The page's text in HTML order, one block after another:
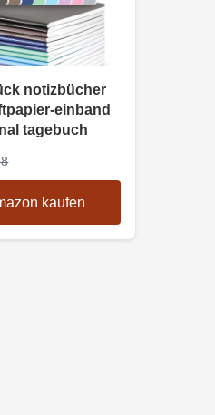
notizbücher
einband
tagebuch
kaufen